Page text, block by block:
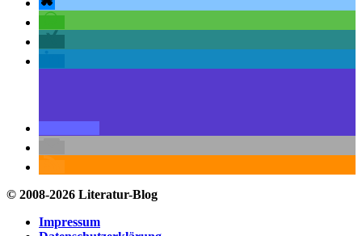
© 2008-2026 Literatur-Blog
Impressum